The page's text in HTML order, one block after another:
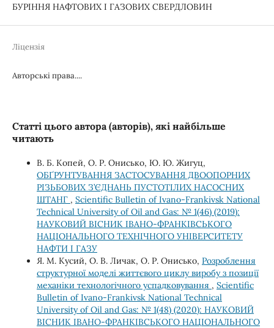
БУРІННЯ НАФТОВИХ І ГАЗОВИХ СВЕРДЛОВИН
Ліцензія
Авторські права....
Статті цього автора (авторів), які найбільше
читають
В. Б. Копей, О. Р. Онисько, Ю. Ю. Жигуц,
ОБҐРУНТУВАННЯ ЗАСТОСУВАННЯ ДВООПОРНИХ
РІЗЬБОВИХ З’ЄДНАНЬ ПУСТОТІЛИХ НАСОСНИХ
ШТАНГ , Scientific Bulletin of Ivano-Frankivsk National
Technical University of Oil and Gas: № 1(46) (2019):
НАУКОВИЙ ВІСНИК ІВАНО-ФРАНКІВСЬКОГО
НАЦІОНАЛЬНОГО ТЕХНІЧНОГО УНІВЕРСИТЕТУ
НАФТИ І ГАЗУ
Я. М. Кусий, О. В. Личак, О. Р. Онисько, Розроблення
структурної моделі життєвого циклу виробу з позиції
механіки технологічного успадковування , Scientific
Bulletin of Ivano-Frankivsk National Technical
University of Oil and Gas: № 1(48) (2020): НАУКОВИЙ
ВІСНИК ІВАНО-ФРАНКІВСЬКОГО НАЦІОНАЛЬНОГО